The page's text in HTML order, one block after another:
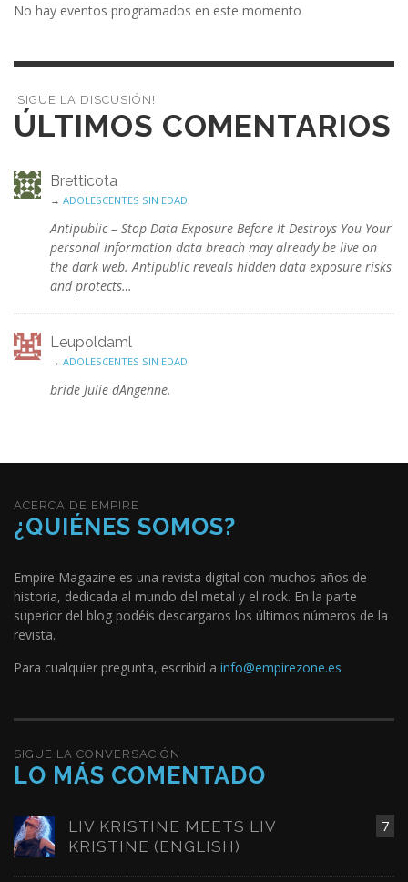
No hay eventos programados en este momento
¡SIGUE LA DISCUSIÓN!
ÚLTIMOS COMENTARIOS
Bretticota
→ ADOLESCENTES SIN EDAD
Antipublic – Stop Data Exposure Before It Destroys You Your
personal information data breach may already be live on
the dark web. Antipublic reveals hidden data exposure risks
and protects…
Leupoldaml
→ ADOLESCENTES SIN EDAD
bride Julie dAngenne.
ACERCA DE EMPIRE
¿QUIÉNES SOMOS?
Empire Magazine es una revista digital con muchos años de
historia, dedicada al mundo del metal y el rock. En la parte
superior del blog podéis descargaros los últimos números de la
revista.
Para cualquier pregunta, escribid a info@empirezone.es
SIGUE LA CONVERSACIÓN
LO MÁS COMENTADO
7
LIV KRISTINE MEETS LIV
KRISTINE (ENGLISH)